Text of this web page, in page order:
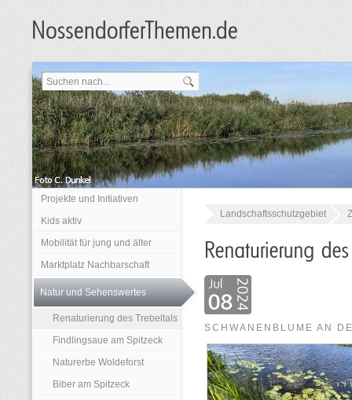
Projekte und Initiativen
Kids aktiv
Mobilität für jung und älter
Marktplatz Nachbarschaft
Natur und Sehenswertes
Renaturierung des Trebeltals
Findlingsaue am Spitzeck
Naturerbe Woldeforst
Biber am Spitzeck
Landschaftsschutzgebiet
SCHWANENBLUME AN